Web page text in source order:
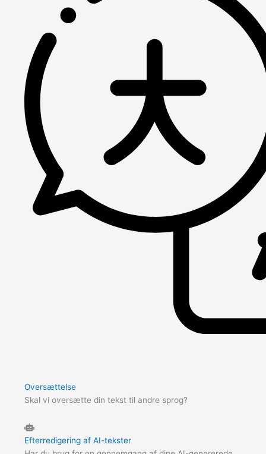
Oversættelse
Skal vi oversætte din tekst til andre sprog?
Efterredigering af AI-tekster